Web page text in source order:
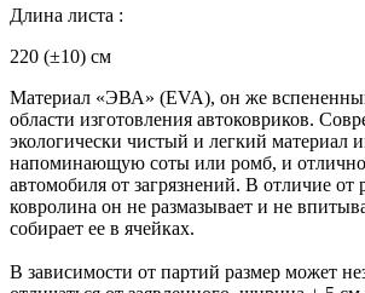
Длина листа :
220 (±10) см
Материал «ЭВА» (EVA), он же
области изготовления автоковриков.
экологически чистый и легкий материал
напоминающую соты или ромб, и
автомобиля от загрязнений. В отличие от
ковролина он не размазывает и не
собирает ее в ячейках.
В зависимости от партий размер может